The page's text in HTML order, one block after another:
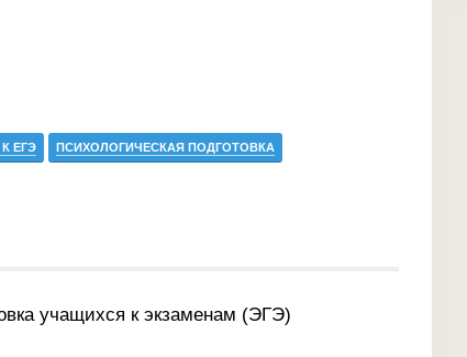
ЕГЭ ПСИХОЛОГИЧЕСКАЯ ПОДГОТОВКА
учащихся к экзаменам (ЭГЭ)